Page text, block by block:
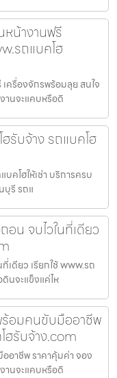
น้างานฟรี
รถแบคโฮ
ครื่องจักรพร้อมลุย สนใจ
านจะแคบหรือดิ
รับจ้าง รถแบคโฮ
คโฮให้เช่า บริการครบ
บุรี รถแ
น จบไวในที่เดียว
เดียว เรียกใช้ www.รถ
นจะแข็งแค่ไห
ร้อมคนขับมืออาชีพ
ฮรับจ้าง.com
อาชีพ ราคาคุ้มค่า จอง
านจะแคบหรือดิ